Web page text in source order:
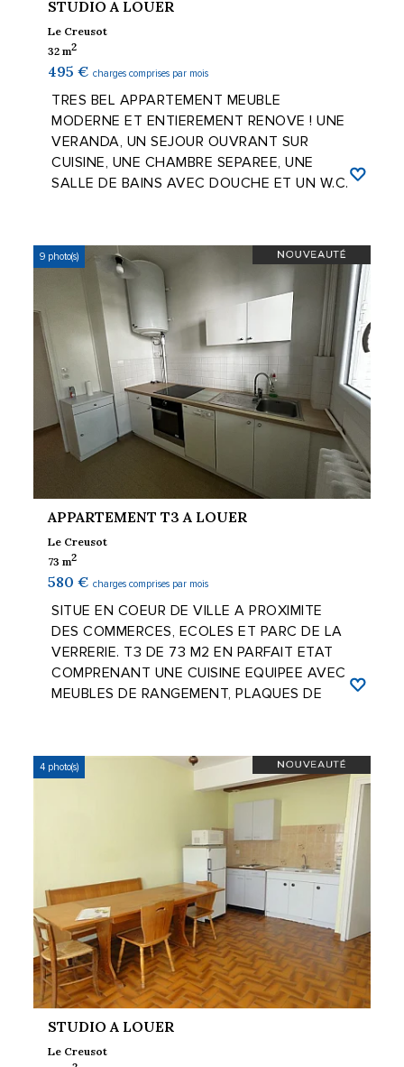
STUDIO A LOUER
Le Creusot
32 m2
495 € charges comprises par mois
TRES BEL APPARTEMENT MEUBLE
MODERNE ET ENTIEREMENT RENOVE ! UNE
VERANDA, UN SEJOUR OUVRANT SUR
CUISINE, UNE CHAMBRE SEPAREE, UNE
SALLE DE BAINS AVEC DOUCHE ET UN W.C.
9 photo(s)
APPARTEMENT T3 A LOUER
Le Creusot
73 m2
580 € charges comprises par mois
SITUE EN COEUR DE VILLE A PROXIMITE
DES COMMERCES, ECOLES ET PARC DE LA
VERRERIE. T3 DE 73 M2 EN PARFAIT ETAT
COMPRENANT UNE CUISINE EQUIPEE AVEC
MEUBLES DE RANGEMENT, PLAQUES DE
4 photo(s)
STUDIO A LOUER
Le Creusot